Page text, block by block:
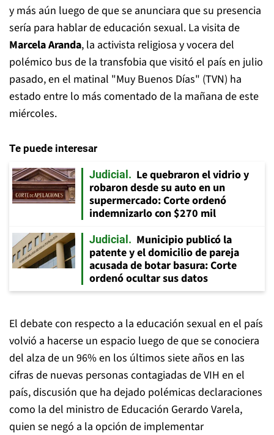
y más aún luego de que se anunciara que su presencia
sería para hablar de educación sexual. La visita de
Marcela Aranda, la activista religiosa y vocera del
polémico bus de la transfobia que visitó el país en julio
pasado, en el matinal "Muy Buenos Días" (TVN) ha
estado entre lo más comentado de la mañana de este
miércoles.
Te puede interesar
Judicial
Le quebraron el vidrio y
robaron desde su auto en un
supermercado: Corte ordenó
indemnizarlo con $270 mil
Judicial
Municipio publicó la
patente y el domicilio de pareja
acusada de botar basura: Corte
ordenó ocultar sus datos
El debate con respecto a la educación sexual en el país
volvió a hacerse un espacio luego de que se conociera
del alza de un 96% en los últimos siete años en las
cifras de nuevas personas contagiadas de VIH en el
país, discusión que ha dejado polémicas declaraciones
como la del ministro de Educación Gerardo Varela,
quien se negó a la opción de implementar